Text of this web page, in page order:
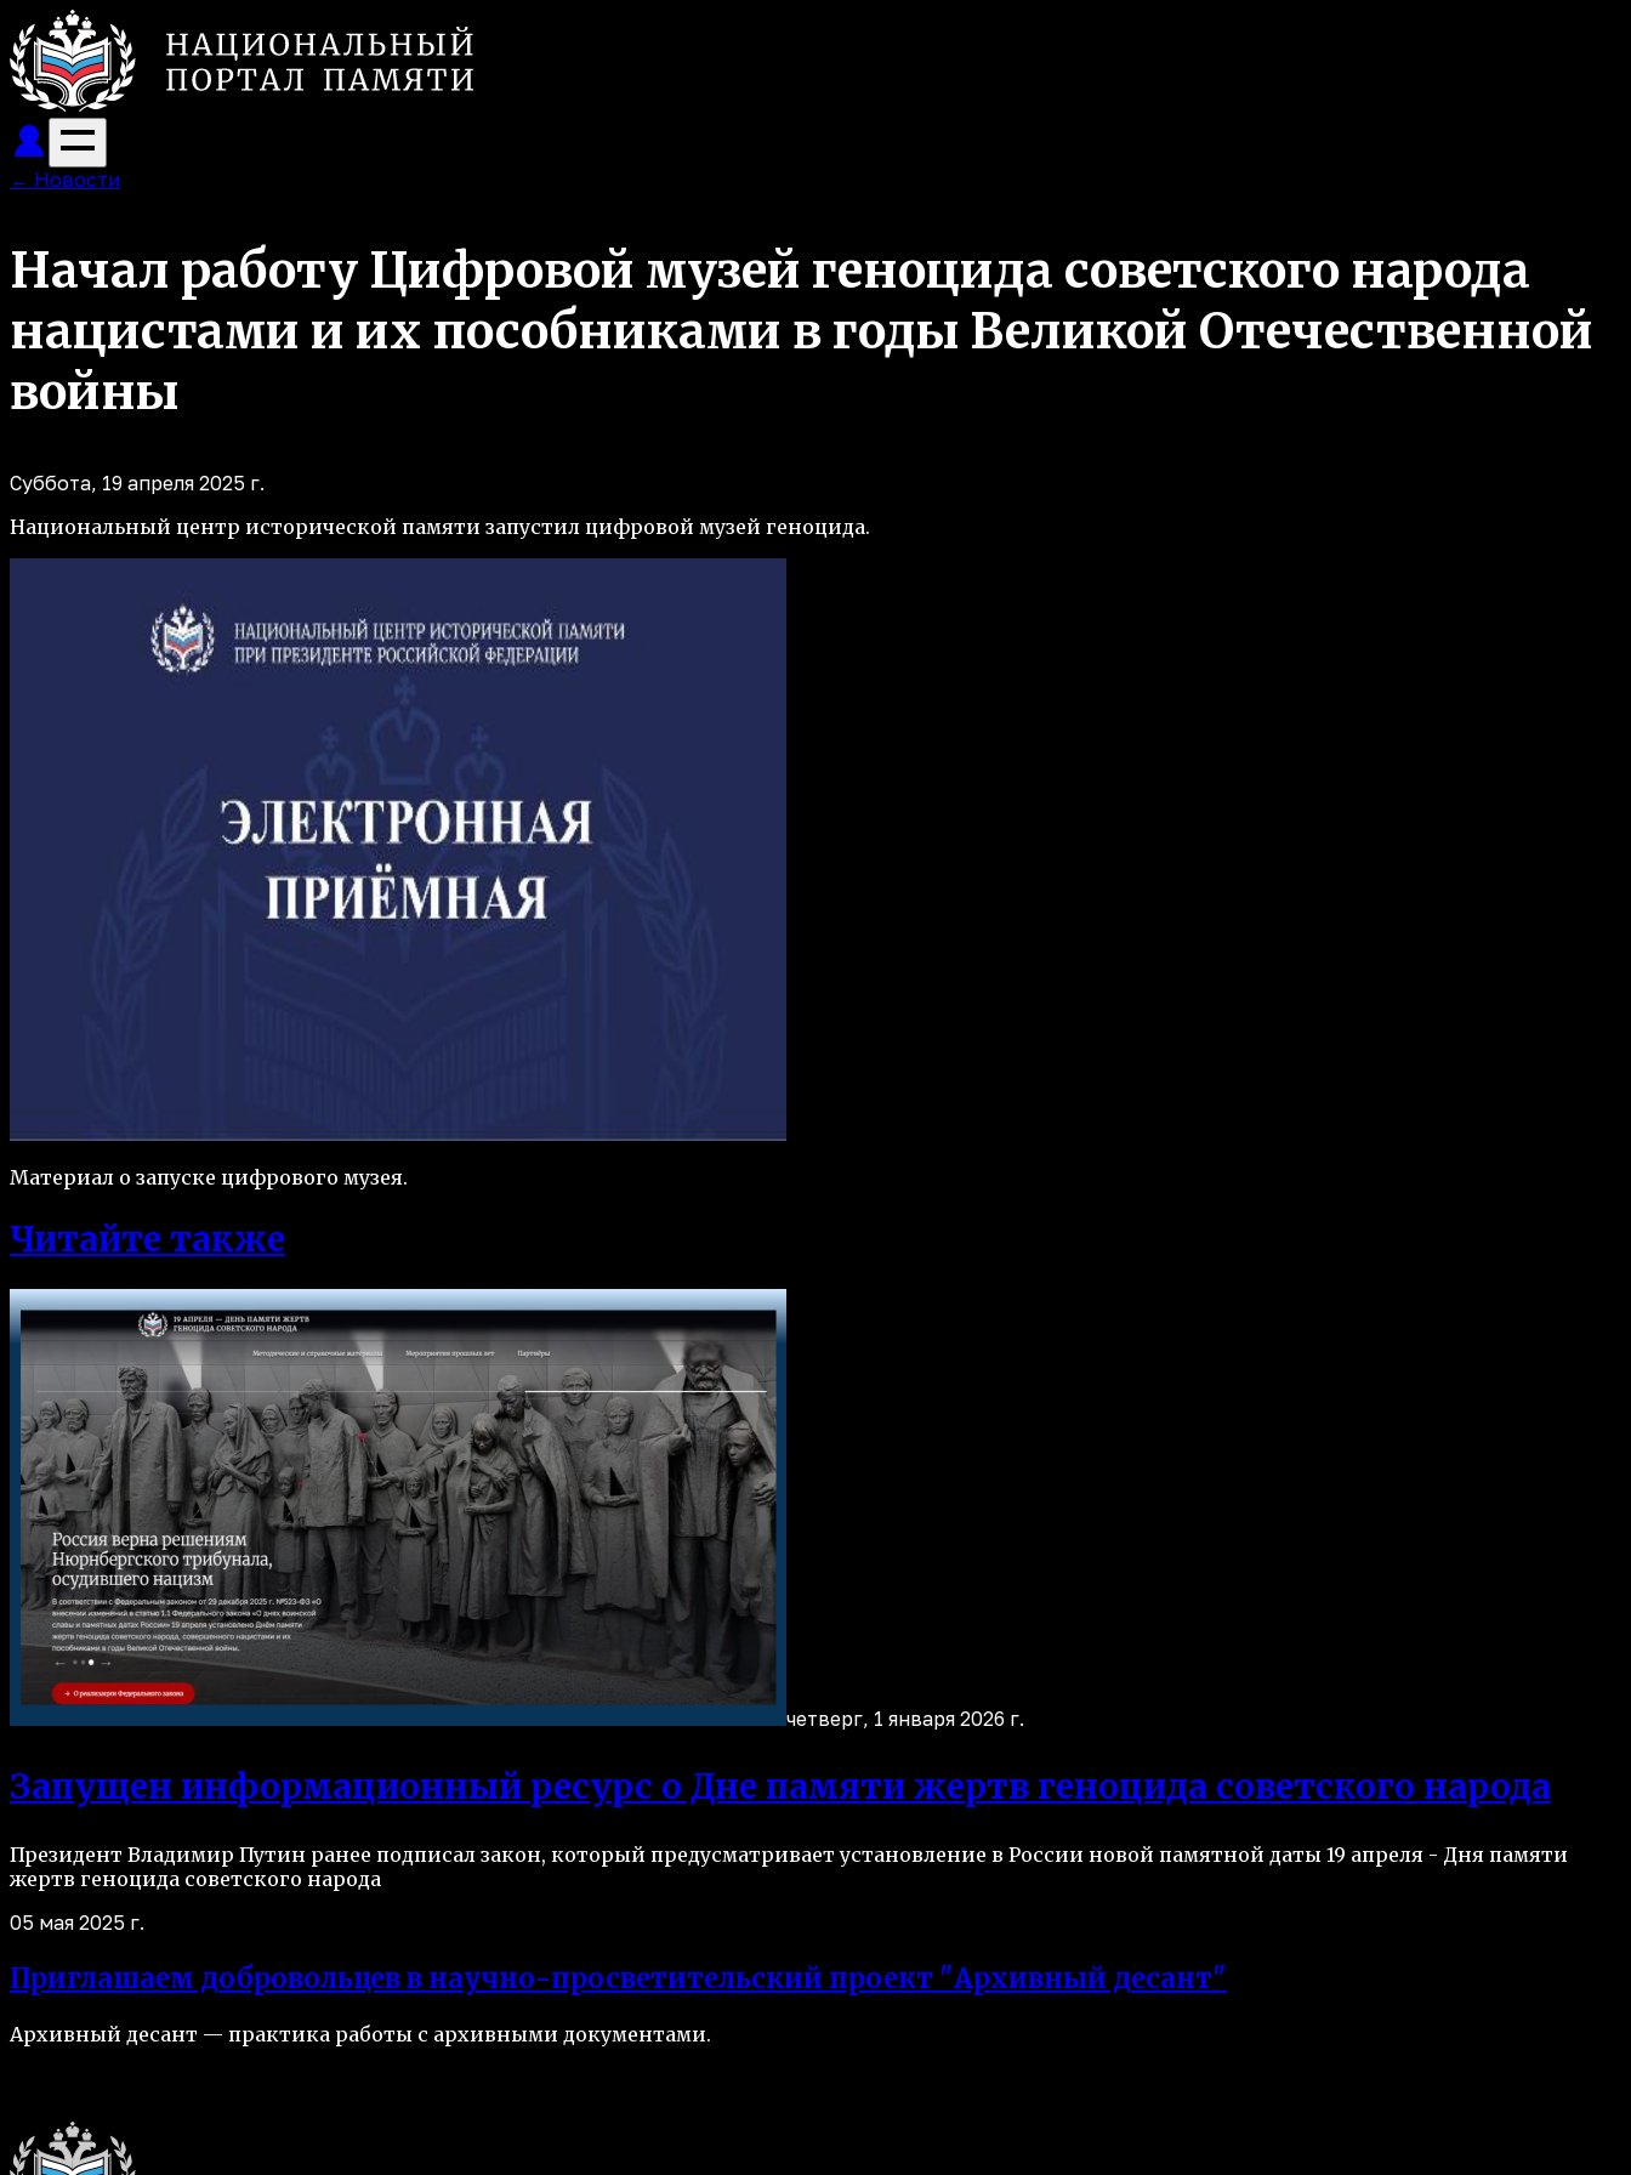
← Новости
Начал работу Цифровой музей геноцида советского народа
нацистами и их пособниками в годы Великой Отечественной
войны
Суббота, 19 апреля 2025 г.
Национальный центр исторической памяти запустил цифровой музей геноцида.
Материал о запуске цифрового музея.
Читайте также
четверг, 1 января 2026 г.
Запущен информационный ресурс о Дне памяти жертв геноцида советского народа
Президент Владимир Путин ранее подписал закон, который предусматривает установление в России новой памятной даты 19 апреля - Дня памяти
жертв геноцида советского народа
05 мая 2025 г.
Приглашаем добровольцев в научно-просветительский проект "Архивный десант"
Архивный десант — практика работы с архивными документами.